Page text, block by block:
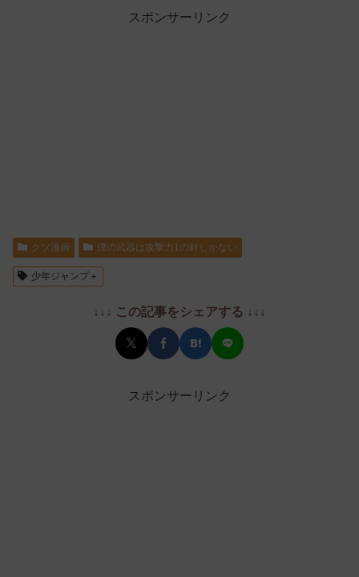
スポンサーリンク
クソ漫画 僕の武器は攻撃力1の針しかない
少年ジャンプ＋
↓↓↓ この記事をシェアする ↓↓↓
スポンサーリンク